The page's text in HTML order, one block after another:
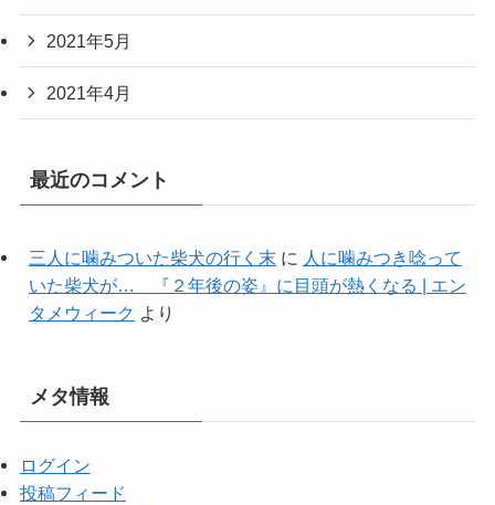
2021年5月
2021年4月
最近のコメント
三人に噛みついた柴犬の行く末 に 人に噛みつき唸って
いた柴犬が… 『２年後の姿』に目頭が熱くなる | エン
タメウィーク より
メタ情報
ログイン
投稿フィード